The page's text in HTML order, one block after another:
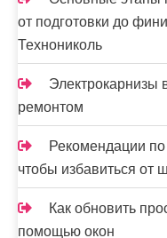
от подготовки до
Технониколь
Электрокарнизы
ремонтом
Рекомендации
чтобы избавиться от
Как обновить
помощью окон